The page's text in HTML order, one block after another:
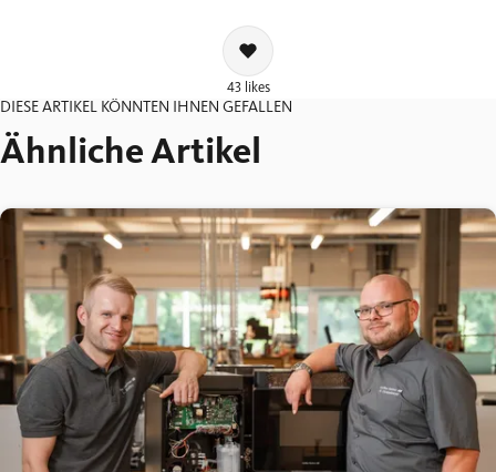
43 likes
DIESE ARTIKEL KÖNNTEN IHNEN GEFALLEN
Ähnliche Artikel